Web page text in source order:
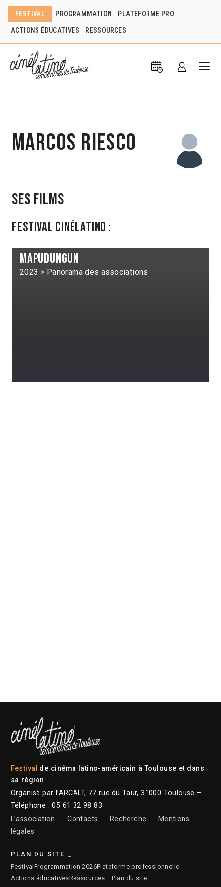
FESTIVAL PROGRAMMATION PLATEFORME PRO
ACTIONS ÉDUCATIVES RESSOURCES
Marcos Riesco
Ses films
Festival Cinélatino :
Mapudungun
2023 > Panorama des associations
Festival de cinéma latino-américain à Toulouse et dans
sa région
Organisé par l’ARCALT, 77 rue du Taur, 31000 Toulouse –
Téléphone : 05 61 32 98 83
L’association
Contacts Recherche
Mentions
légales
PLAN DU SITE
Festival Programmation 2026Plateforme professionnelle
Actions éducativesRessources— Plan du site